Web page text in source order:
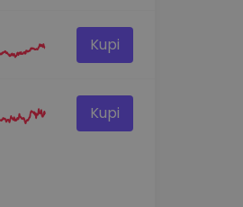
Kupi
Kupi